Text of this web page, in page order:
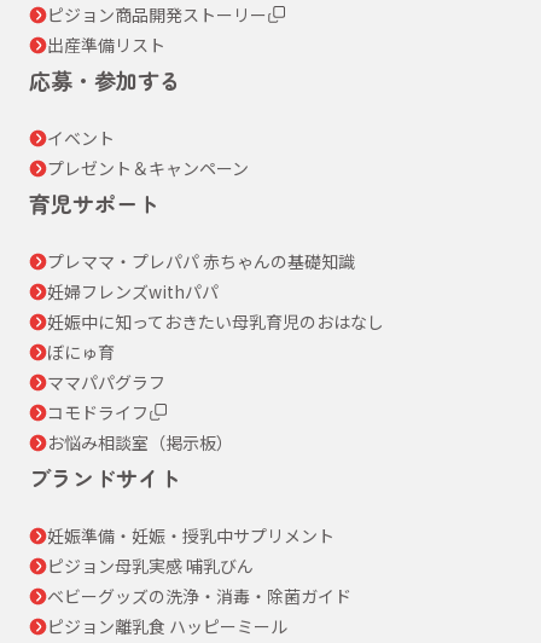
ピジョン商品開発ストーリー
出産準備リスト
応募・参加する
イベント
プレゼント＆キャンペーン
育児サポート
プレママ・プレパパ 赤ちゃんの基礎知識
妊婦フレンズwithパパ
妊娠中に知っておきたい母乳育児のおはなし
ぼにゅ育
ママパパグラフ
コモドライフ
お悩み相談室（掲示板）
ブランドサイト
妊娠準備・妊娠・授乳中サプリメント
ピジョン母乳実感 哺乳びん
ベビーグッズの洗浄・消毒・除菌ガイド
ピジョン離乳食 ハッピーミール